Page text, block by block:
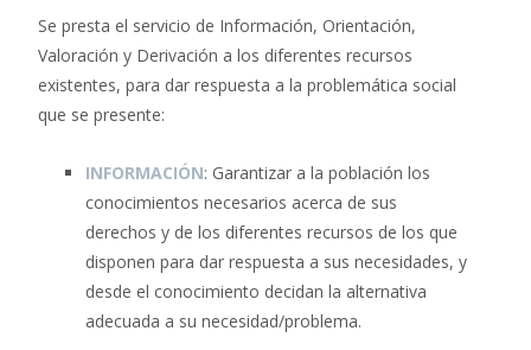
Se presta el servicio de Información, Orientación,
Valoración y Derivación a los diferentes recursos
existentes, para dar respuesta a la problemática social
que se presente:
INFORMACIÓN: Garantizar a la población los
conocimientos necesarios acerca de sus
derechos y de los diferentes recursos de los que
disponen para dar respuesta a sus necesidades, y
desde el conocimiento decidan la alternativa
adecuada a su necesidad/problema.